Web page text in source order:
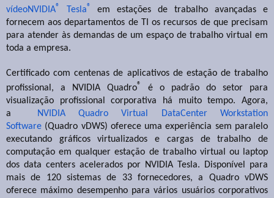
vídeoNVIDIA® Tesla® em estações de trabalho avançadas e
fornecem aos departamentos de TI os recursos de que precisam
para atender às demandas de um espaço de trabalho virtual em
toda a empresa.
Certificado com centenas de aplicativos de estação de trabalho
profissional, a NVIDIA Quadro®
é o padrão do setor para
visualização profissional corporativa há muito tempo. Agora,
a
NVIDIA Quadro Virtual DataCenter Workstation
Software (Quadro vDWS) oferece uma experiência sem paralelo
executando gráficos virtualizados e cargas de trabalho de
computação em qualquer estação de trabalho virtual ou laptop
dos data centers acelerados por NVIDIA Tesla. Disponível para
mais de 120 sistemas de 33 fornecedores, a Quadro vDWS
oferece máximo desempenho para vários usuários corporativos